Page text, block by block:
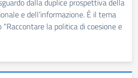
dalla duplice prospettiva della
e dell’informazione. È il tema
la politica di coesione e